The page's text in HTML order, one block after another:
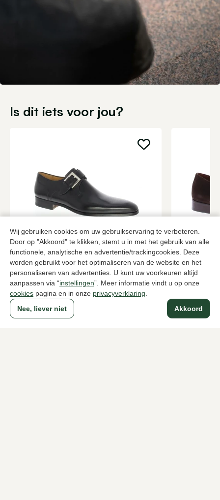
Wij gebruiken cookies om uw gebruikservaring te verbeteren.
Door op "Akkoord" te klikken, stemt u in met het gebruik van alle
functionele, analytische en advertentie/trackingcookies. Deze
worden gebruikt voor het optimaliseren van de website en het
personaliseren van advertenties. U kunt uw voorkeuren altijd
aanpassen via “instellingen”. Meer informatie vindt u op onze
cookies pagina en in onze privacyverklaring
Akkoord
Nee, liever niet
Is dit iets voor jou?
Magnanni
Zwarte gespschoenen heren
379,95 2 kleuren
Bruine
279,95